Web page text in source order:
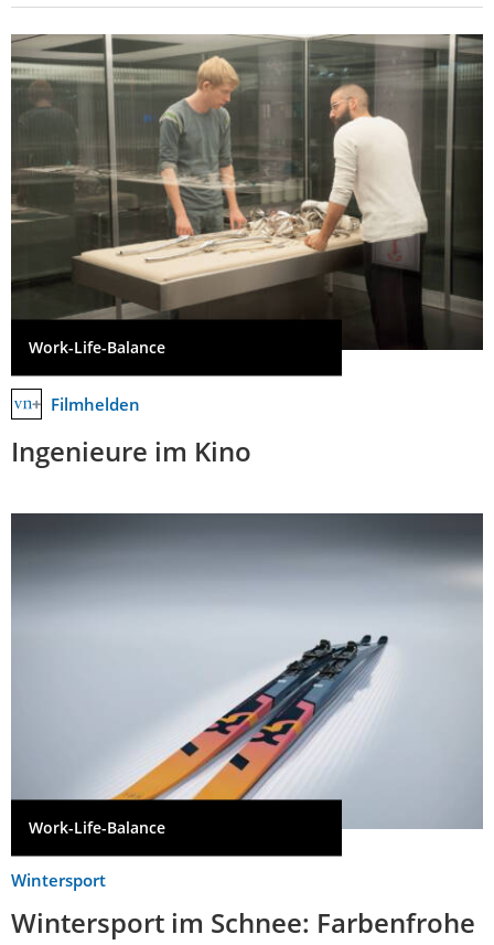
Work-Life-Balance
Filmhelden
Ingenieure im Kino
Work-Life-Balance
Wintersport
Wintersport im Schnee: Farbenfrohe